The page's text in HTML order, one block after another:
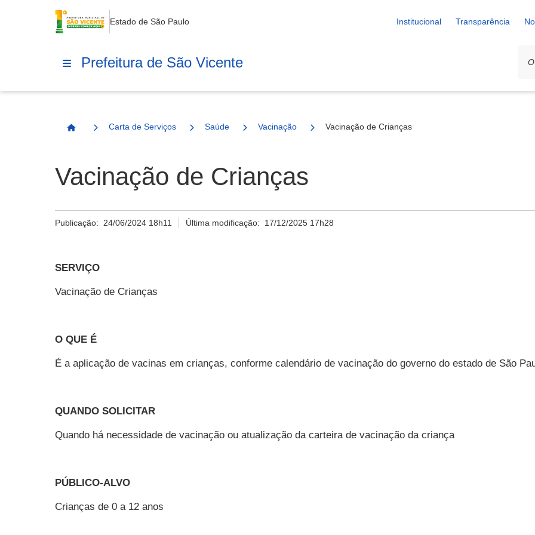
Estado de São Paulo Institucional Transparência
Prefeitura de São Vicente
Página Inicial
Carta de Serviços Saúde Vacinação Vacinação de Crianças
Vacinação de Crianças
Publicação: 24/06/2024 18h11 Última modificação: 17/12/2025 17h28
SERVIÇO
Vacinação de Crianças
O QUE É
É a aplicação de vacinas em crianças, conforme calendário de vacinação do governo do estado de São
QUANDO SOLICITAR
Quando há necessidade de vacinação ou atualização da carteira de vacinação da criança
PÚBLICO-ALVO
Crianças de 0 a 12 anos